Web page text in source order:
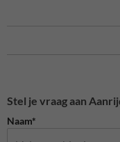
Stel je vraag aan
Naam*